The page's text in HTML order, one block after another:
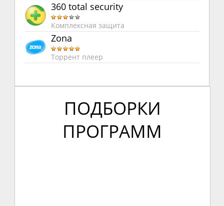
ПОДБОРКИ
ПРОГРАММ
360 total security
Комплексная защита
Zona
Торрент плеер